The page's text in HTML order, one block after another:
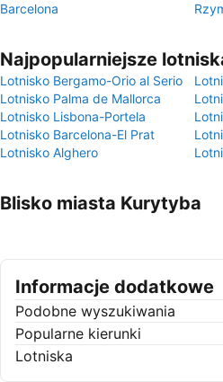
Barcelona
Najpopularniejsze
Lotnisko Bergamo-Orio al Serio
Lotnisko Palma de Mallorca
Lotnisko Lisbona-Portela
Lotnisko Barcelona-El Prat
Lotnisko Alghero
Blisko miasta Kurytyba
Informacje dodatkowe
Podobne wyszukiwania
Popularne kierunki
Lotniska